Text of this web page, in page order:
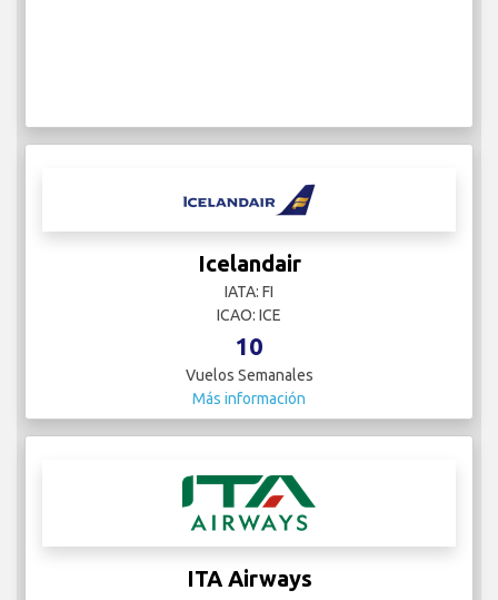
Icelandair
IATA: FI
ICAO: ICE
10
Vuelos Semanales
Más información
ITA Airways